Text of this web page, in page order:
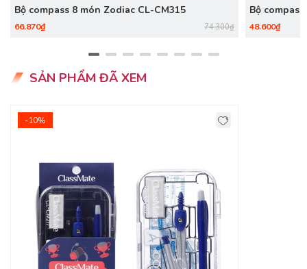
Bộ compass 8 món Zodiac CL-CM315
66.870₫ 74.300₫
Bộ
48.600₫
SẢN PHẨM ĐÃ XEM
-10%